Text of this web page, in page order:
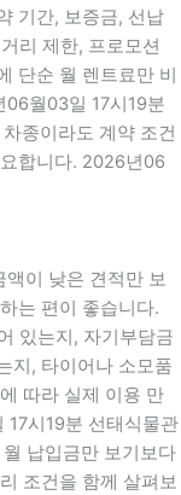
기간, 보증금, 선납
리 제한, 프로모션
단순 월 렌트료만 비
월03일 17시19분
종이라도 계약 조건
합니다. 2026년06
이 낮은 견적만 보
는 편이 좋습니다.
있는지, 자기부담금
지, 타이어나 소모품
따라 실제 이용 만
시19분 선태식물관
납입금만 보기보다
조건을 함께 살펴보